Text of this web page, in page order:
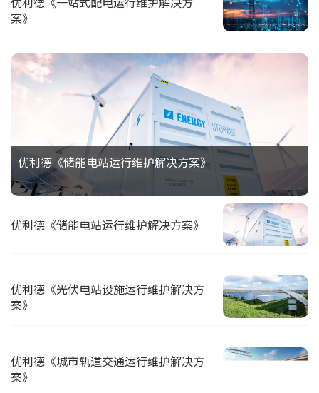
案》
优利德《储能电站运行维护解决方案》
优利德《储能电站运行维护解决方案》
优利德《光伏电站设施运行维护解决方
案》
优利德《城市轨道交通运行维护解决方
案》